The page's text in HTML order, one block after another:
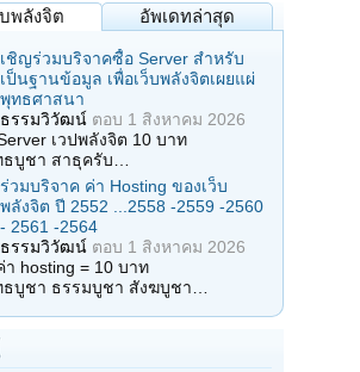
พลังจิต อัพเดทล่าสุด
เชิญร่วมบริจาคซื้อ Server สำหรับ
เป็นฐานข้อมูล เพื่อเว็บพลังจิตเผยแผ่
พุทธศาสนา
ธรรมวิวัฒน์ ตอบ 1 สิงหาคม 2026
เวปพลังจิต 10 บาท
ธบูชา สาธุครับ…
ร่วมบริจาค ค่า Hosting ของเว็บ
พลังจิต ปี 2552 ...2558 -2559 -2560
- 2561 -2564
ธรรมวิวัฒน์ ตอบ 1 สิงหาคม 2026
hosting = 10 บาท
ธบูชา ธรรมบูชา สังฆบูชา…